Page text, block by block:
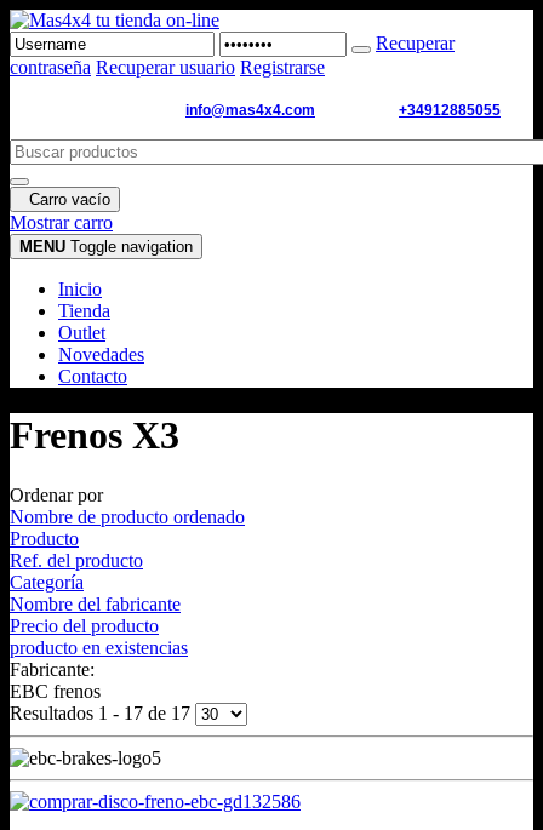
Recuperar
contraseña Recuperar usuario Registrarse
info@mas4x4.com +34912885055
Carro vacío
Mostrar carro
MENU Toggle navigation
Inicio
Tienda
Outlet
Novedades
Contacto
Frenos X3
Ordenar por
Nombre de producto ordenado
Producto
Ref. del producto
Categoría
Nombre del fabricante
Precio del producto
producto en existencias
Fabricante:
EBC frenos
Resultados 1 - 17 de 17